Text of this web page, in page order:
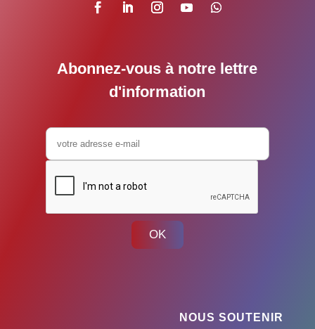
Abonnez-vous à notre lettre
d'information
OK
NOUS SOUTENIR